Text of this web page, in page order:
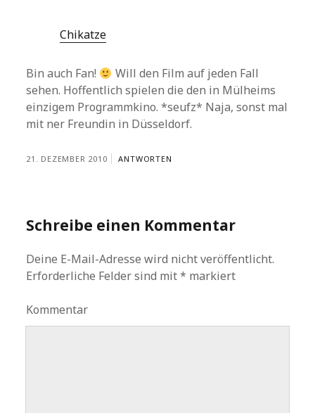
Chikatze
Bin auch Fan!
Will den Film auf jeden Fall
sehen. Hoffentlich spielen die den in Mülheims
einzigem Programmkino. *seufz* Naja, sonst mal
mit ner Freundin in Düsseldorf.
21. DEZEMBER 2010 ANTWORTEN
Schreibe einen Kommentar
Deine E-Mail-Adresse wird nicht veröffentlicht.
Erforderliche Felder sind mit* markiert
Kommentar